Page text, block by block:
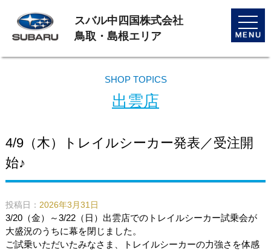
toggle
スバル中四国株式会社
鳥取・島根エリア
SHOP TOPICS
出雲店
4/9（木）トレイルシーカー発表／受注開
始♪
投稿日： 2026年3月31日
3/20（金）～3/22（日）出雲店でのトレイルシーカー試乗会が
大盛況のうちに幕を閉じました。
ご試乗いただいたみなさま、トレイルシーカーの力強さを体感